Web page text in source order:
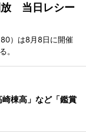
放 当日レシー
）は8月8日に開催
。
棟高」など「鑑賞